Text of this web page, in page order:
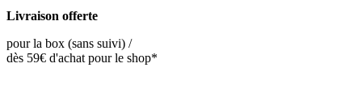
Livraison offerte
pour la box (sans suivi) /
dès 59€ d'achat pour le shop*